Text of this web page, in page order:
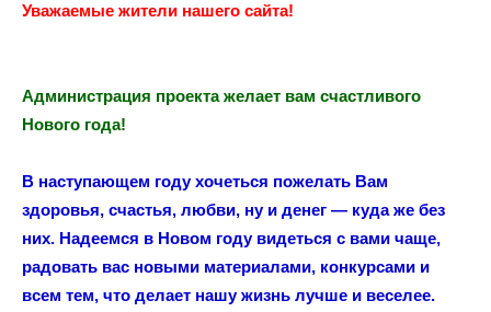
Уважаемые жители нашего сайта!
Администрация проекта желает вам счастливого
Нового года!
В наступающем году хочеться пожелать Вам
здоровья, счастья, любви, ну и денег — куда же без
них. Надеемся в Новом году видеться с вами чаще,
радовать вас новыми материалами, конкурсами и
всем тем, что делает нашу жизнь лучше и веселее.